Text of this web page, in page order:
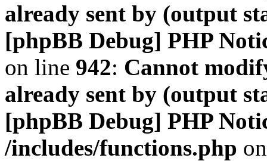
already sent by (output
[phpBB Debug] PHP
on line 942: Cannot
already sent by (output
[phpBB Debug] PHP
/includes/functions.php